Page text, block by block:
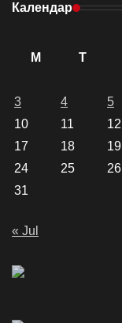
Календар
M
T
3
4 5
10
11 12
17
18 19
24
25 26
31
« Jul